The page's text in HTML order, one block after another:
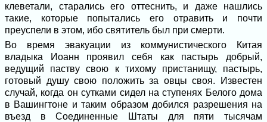
клеветали, старались его оттеснить, и даже нашлись
такие, которые попытались его отравить и почти
преуспели в этом, ибо святитель был при смерти.
Во время эвакуации из коммунистического Китая
владыка Иоанн проявил себя как пастырь добрый,
ведущий паству свою к тихому пристанищу, пастырь,
готовый душу свою положить за овцы своя. Известен
случай, когда он сутками сидел на ступенях Белого дома
в Вашингтоне и таким образом добился разрешения на
въезд в Соединенные Штаты для пяти тысячам